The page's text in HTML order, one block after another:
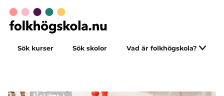
Sök kurser Sök skolor Vad är folkhögskola?